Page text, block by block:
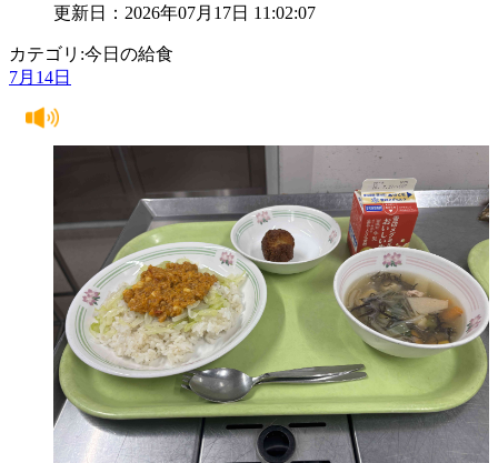
更新日：2026年07月17日 11:02:07
カテゴリ:今日の給食
7月14日